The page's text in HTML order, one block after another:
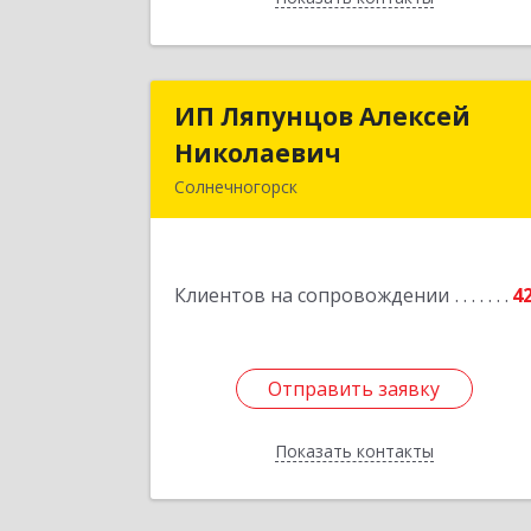
ИП Ляпунцов Алексей
Николаевич
Солнечногорск
Клиентов на сопровождении
Отправить заявку
Показать контакты
ИП Ляпунцов Алексей
Отправить заявку
Назад